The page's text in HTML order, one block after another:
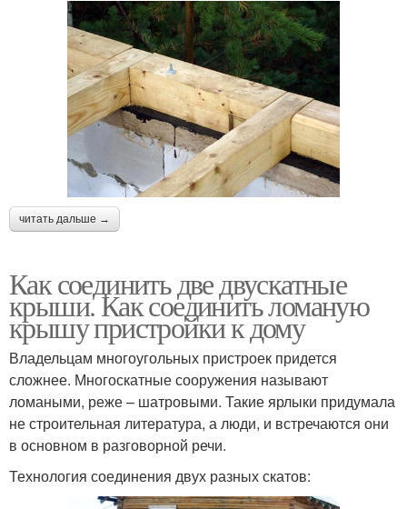
читать дальше →
Как соединить две двускатные
крыши. Как соединить ломаную
крышу пристройки к дому
Владельцам многоугольных пристроек придется
сложнее. Многоскатные сооружения называют
ломаными, реже – шатровыми. Такие ярлыки придумала
не строительная литература, а люди, и встречаются они
в основном в разговорной речи.
Технология соединения двух разных скатов: